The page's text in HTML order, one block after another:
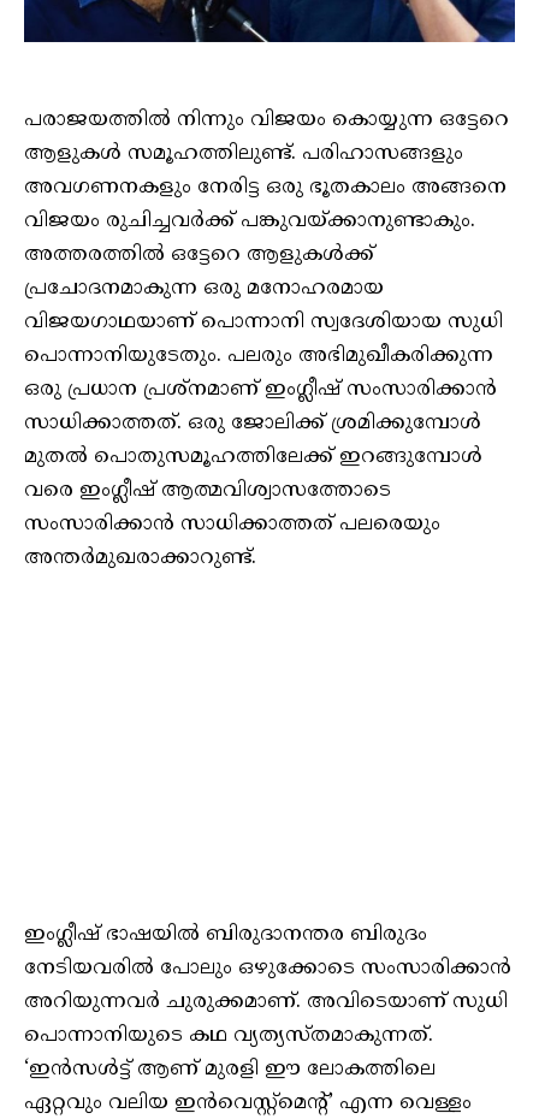
പരാജയത്തിൽ നിന്നും വിജയം കൊയ്യുന്ന ഒട്ടേറെ
ആളുകൾ സമൂഹത്തിലുണ്ട്. പരിഹാസങ്ങളും
അവഗണനകളും നേരിട്ട ഒരു ഭൂതകാലം അങ്ങനെ
വിജയം രുചിച്ചവർക്ക് പങ്കുവയ്ക്കാനുണ്ടാകും.
അത്തരത്തിൽ ഒട്ടേറെ ആളുകൾക്ക്
പ്രചോദനമാകുന്ന ഒരു മനോഹരമായ
വിജയഗാഥയാണ് പൊന്നാനി സ്വദേശിയായ സുധി
പൊന്നാനിയുടേതും. പലരും അഭിമുഖീകരിക്കുന്ന
ഒരു പ്രധാന പ്രശ്നമാണ് ഇംഗ്ലീഷ് സംസാരിക്കാൻ
സാധിക്കാത്തത്. ഒരു ജോലിക്ക് ശ്രമിക്കുമ്പോൾ
മുതൽ പൊതുസമൂഹത്തിലേക്ക് ഇറങ്ങുമ്പോൾ
വരെ ഇംഗ്ലീഷ് ആത്മവിശ്വാസത്തോടെ
സംസാരിക്കാൻ സാധിക്കാത്തത് പലരെയും
അന്തർമുഖരാക്കാറുണ്ട്.
ഇംഗ്ലീഷ് ഭാഷയിൽ ബിരുദാനന്തര ബിരുദം
നേടിയവരിൽ പോലും ഒഴുക്കോടെ സംസാരിക്കാൻ
അറിയുന്നവർ ചുരുക്കമാണ്. അവിടെയാണ് സുധി
പൊന്നാനിയുടെ കഥ വ്യത്യസ്തമാകുന്നത്.
‘ഇന്‍സള്‍ട്ട് ആണ് മുരളി ഈ ലോകത്തിലെ
ഏറ്റവും വലിയ ഇന്‍വെസ്റ്റ്മെന്റ്’ എന്ന വെള്ളം